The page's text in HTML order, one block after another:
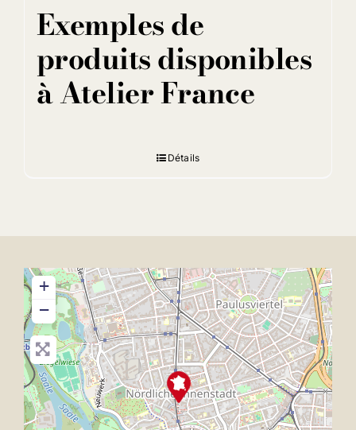
Exemples de
produits disponibles
à Atelier France
Détails
+
−